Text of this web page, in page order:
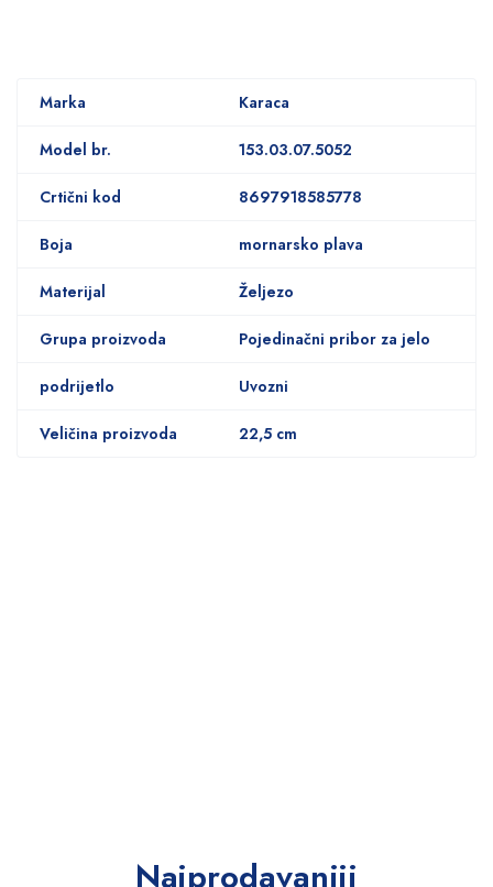
Marka Karaca
Model br. 153.03.07.5052
Crtični kod 8697918585778
Boja mornarsko plava
Materijal Željezo
Grupa proizvoda Pojedinačni pribor za jelo
podrijetlo Uvozni
Veličina proizvoda 22,5 cm
Najprodavaniji